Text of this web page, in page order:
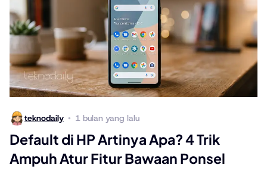
teknodaily 1 bulan yang lalu
Default di HP Artinya Apa? 4 Trik
Ampuh Atur Fitur Bawaan Ponsel